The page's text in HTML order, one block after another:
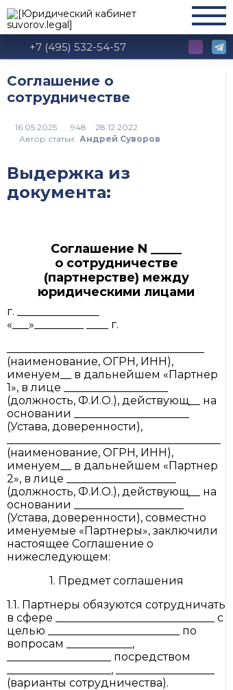
+7 (495) 532-54-57
Соглашение о
сотрудничестве
948
Автор статьи: Андрей Суворов
Выдержка из
документа:
Соглашение N _____
о сотрудничестве
(партнерстве) между
юридическими лицами
г. _______________
«___»_________ ____ г.
(наименование, ОГРН, ИНН),
именуем__ в дальнейшем «Партнер
1», в лице ___________________
(должность, Ф.И.О.), действующ__ на
основании _____________________
(Устава, доверенности),
(наименование, ОГРН, ИНН),
именуем__ в дальнейшем «Партнер
2», в лице ____________________
(должность, Ф.И.О.), действующ__ на
основании ____________________
(Устава, доверенности), совместно
именуемые «Партнеры», заключили
настоящее Соглашение о
нижеследующем:
1. Предмет соглашения
1.1. Партнеры обязуются сотрудничать
в сфере _____________________________ с
целью ________________________ по
вопросам ____________,
___________________ посредством
___________________, __________________
(варианты сотрудничества).